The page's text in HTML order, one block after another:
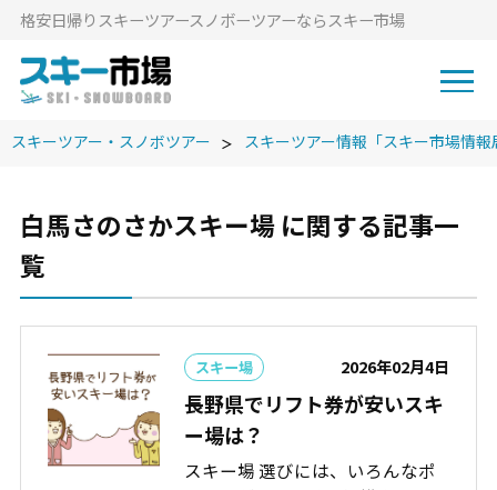
格安⽇帰りスキーツアースノボーツアーならスキー市場
スキーツアー・スノボツアー スキーツアー情報「スキー市場情報
白馬さのさかスキー場 に関する記事一
覧
スキー場 2026年02月4日
長野県でリフト券が安いスキ
ー場は？
スキー場 選びには、いろんなポ